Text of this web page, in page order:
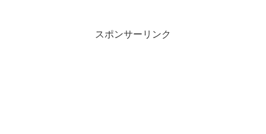
スポンサーリンク